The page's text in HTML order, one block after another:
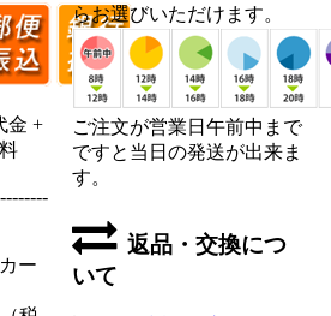
金 +
ー
らお選びいただけます。
ご注文が営業日午前中まで
ですと当日の発送が出来ま
す。
返品・交換につ
いて